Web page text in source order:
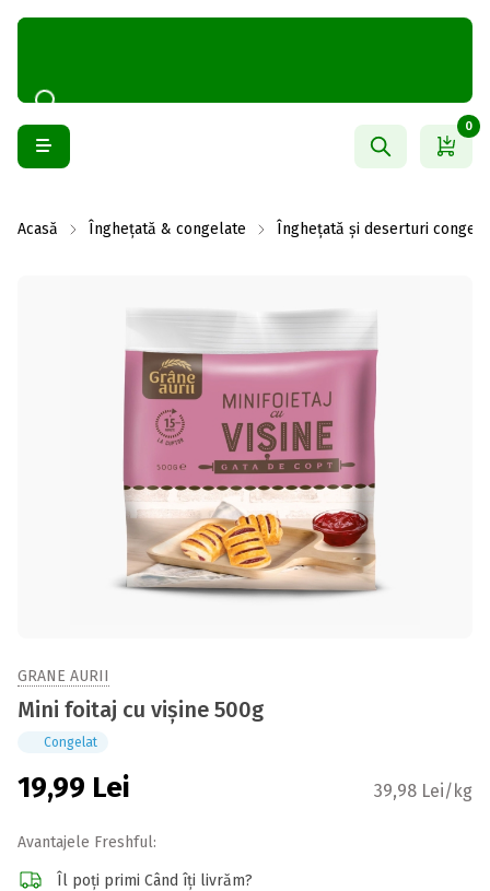
0
Acasă Înghețată & congelate Înghețată și deserturi
GRANE AURII
Mini foitaj cu vișine 500g
Congelat
19,99 Lei 39,98 Lei/kg
Avantajele Freshful:
Îl poți primi Când îți livrăm?